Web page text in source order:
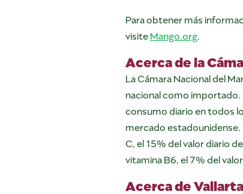
Para obtener más
visiteMango.org
Acerca de la
La Cámara Nacional del
nacional como importado.
consumo diario en todos
mercado
C, el 15% del valor diario
vitamina B6, el 7% del
Acerca de